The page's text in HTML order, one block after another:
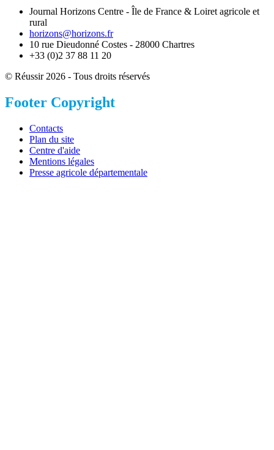
Journal Horizons Centre - Île de France & Loiret agricole et
rural
horizons@horizons.fr
10 rue Dieudonné Costes - 28000 Chartres
+33 (0)2 37 88 11 20
© Réussir 2026 - Tous droits réservés
Footer Copyright
Contacts
Plan du site
Centre d'aide
Mentions légales
Presse agricole départementale